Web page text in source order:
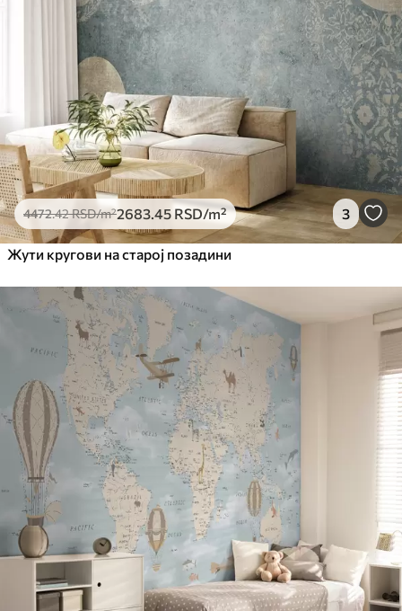
4472.42RSD/m²2683 .45 RSD/m² 3
Жути кругови на старој позадини